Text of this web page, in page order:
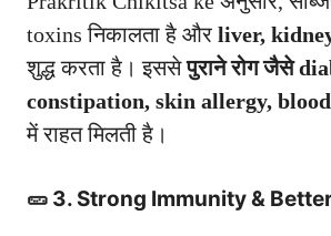
toxins निकालता है और liver,
शुद्ध करता है। इससेपुराने रोग जैसे
constipation, skin allergy,
में राहत मिलती है।
🥒 3. Strong Immunity &